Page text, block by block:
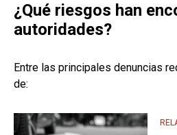
¿Qué riesgos han
autoridades?
Entre las principales denuncias
de: